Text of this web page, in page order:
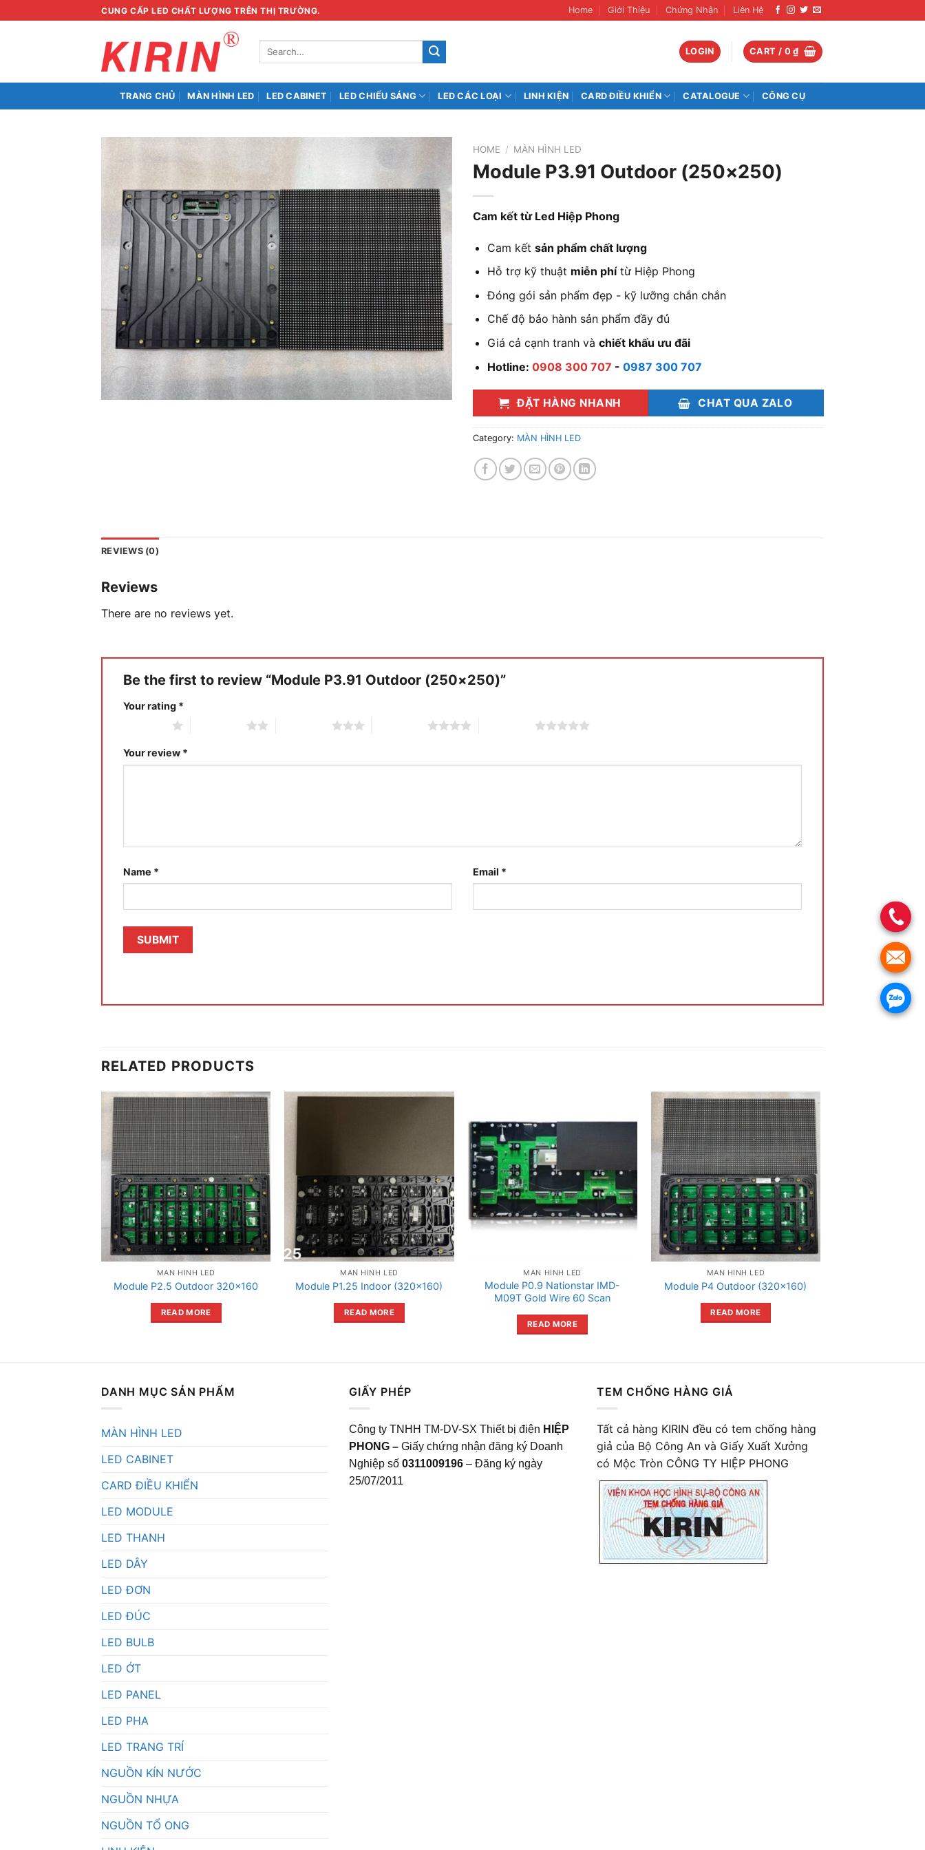
to
CUNG CẤP LED CHẤT LƯỢNG TRÊN THỊ TRƯỜNG. Home Giới Thiệu Chứng Nhận Liên Hệ
Search
LOGIN CART / 0₫
TRANG CHỦ MÀN HÌNH LED LED CABINET LED CHIẾU SÁNG LED CÁC LOẠI LINH KIỆN CARD ĐIỀU KHIỂN CATALOGUE CÔNG CỤ
HOME / MÀN HÌNH LED
Module P3.91 Outdoor (250×250)
Cam kết từ Led Hiệp Phong
Cam kết sản phẩm chất lượng
Hỗ trợ kỹ thuật miễn phítừ Hiệp Phong
Đóng gói sản phẩm đẹp - kỹ lưỡng chắn chắn
Chế độ bảo hành sản phẩm đầy đủ
Giá cả cạnh tranh và chiết khấu ưu đãi
Hotline: 0908 300 707 - 0987 300 707
ĐẶT HÀNG NHANH CHAT QUA ZALO
Category: MÀN HÌNH LED
REVIEWS (0)
Reviews
There are no reviews yet.
Be the first to review “Module P3.91 Outdoor (250×250)”
Your rating *
Your review *
Name * Email *
RELATED PRODUCTS
MÀN HÌNH LED
Module P2.5 Outdoor 320×160
READ MORE
MÀN HÌNH LED
Module P1.25 Indoor (320×160)
READ MORE
MÀN HÌNH LED
Module P0.9 Nationstar IMD-
M09T Gold Wire 60 Scan
READ MORE
MÀN HÌNH LED
Module P4 Outdoor (320×160)
READ MORE
DANH MỤC SẢN PHẨM
MÀN HÌNH LED
LED CABINET
CARD ĐIỀU KHIỂN
LED MODULE
LED THANH
LED DÂY
LED ĐƠN
LED ĐÚC
LED BULB
LED ỚT
LED PANEL
LED PHA
LED TRANG TRÍ
NGUỒN KÍN NƯỚC
NGUỒN NHỰA
NGUỒN TỔ ONG
GIẤY PHÉP
Công ty TNHH TM-DV-SX Thiết bị điện HIỆP
PHONG – Giấy chứng nhận đăng ký Doanh
Nghiệp số 0311009196 – Đăng ký ngày
25/07/2011
TEM CHỐNG HÀNG GIẢ
Tất cả hàng KIRIN đều có tem chống hàng
giả của Bộ Công An và Giấy Xuất Xưởng
có Mộc Tròn CÔNG TY HIỆP PHONG